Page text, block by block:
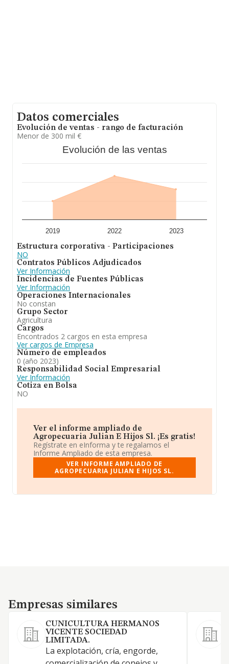
Datos comerciales
Evolución de ventas - rango de facturación
Menor de 300 mil €
Evolución de las ventas
2019 2022 2023
Estructura corporativa - Participaciones
NO
Contratos Públicos Adjudicados
Ver Información
Incidencias de Fuentes Públicas
Ver Información
Operaciones Internacionales
No constan
Grupo Sector
Agricultura
Cargos
Encontrados 2 cargos en esta empresa
Ver cargos de Empresa
Número de empleados
0 (año 2023)
Responsabilidad Social Empresarial
Ver Información
Cotiza en Bolsa
NO
Ver el informe ampliado de
Agropecuaria Julian E Hijos Sl. ¡Es gratis!
Regístrate en eInforma y te regalamos el
Informe Ampliado de esta empresa.
VER INFORME AMPLIADO DE
AGROPECUARIA JULIAN E HIJOS SL.
Empresas similares
Empresas similares
CUNICULTURA HERMANOS
VICENTE SOCIEDAD
LIMITADA.
La explotación, cría, engorde,